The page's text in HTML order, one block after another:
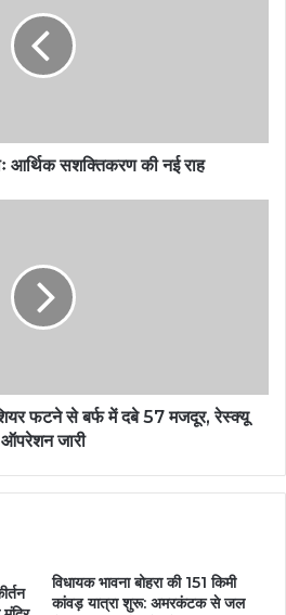
आर्थिक सशक्तिकरण की नई राह
फटने से बर्फ में दबे 57 मजदूर, रेस्क्यू
ऑपरेशन जारी
विधायक भावना बोहरा की 151 किमी
कांवड़ यात्रा शुरू: अमरकंटक से जल